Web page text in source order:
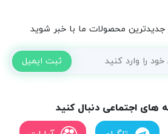
محصولات ما با خبر شوید
اجتماعی دنبال کنید